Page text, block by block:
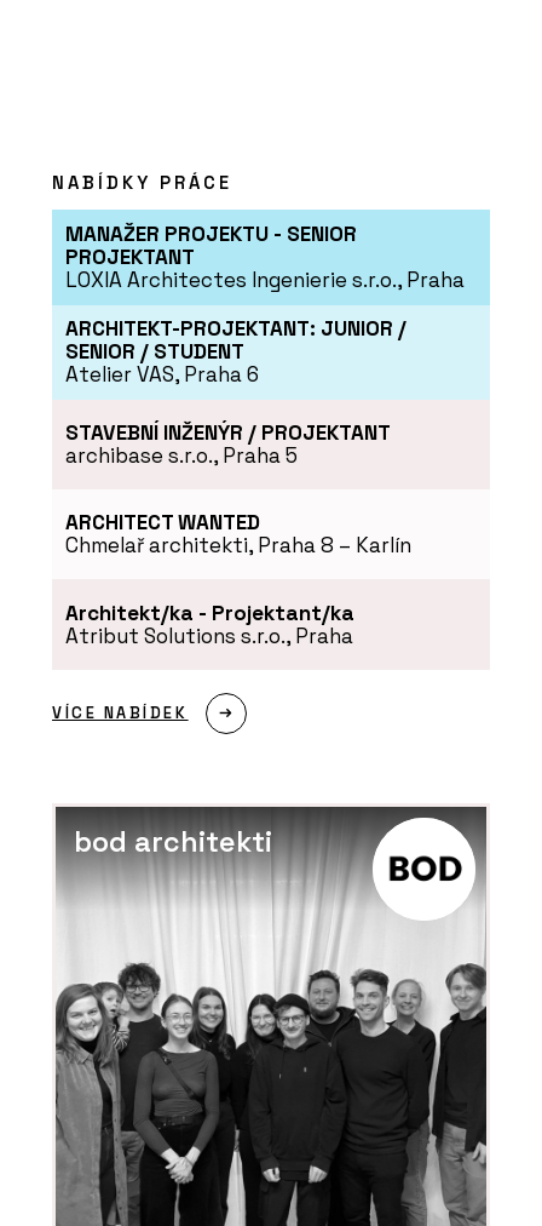
PRODUKTY
Typo - mmcité
Moravské náměstí v Brně po
revitalizaci doplnila lavička o délce
120 metrů
ČLÁNKY
Italské městečko, kde se historie
potkává s designem
NABÍDKY PRÁCE
MANAŽER PROJEKTU - SENIOR
PROJEKTANT
LOXIA Architectes Ingenierie s.r.o., Praha
ARCHITEKT-PROJEKTANT: JUNIOR /
SENIOR / STUDENT
Atelier VAS, Praha 6
STAVEBNÍ INŽENÝR / PROJEKTANT
archibase s.r.o., Praha 5
ARCHITECT WANTED
Chmelař architekti, Praha 8 – Karlín
Architekt/ka - Projektant/ka
Atribut Solutions s.r.o., Praha
VÍCE NABÍDEK
bod architekti